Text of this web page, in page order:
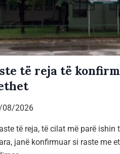
të reja të
08/2026
të reja, të cilat më parë ishin
janë konfirmuar si raste me